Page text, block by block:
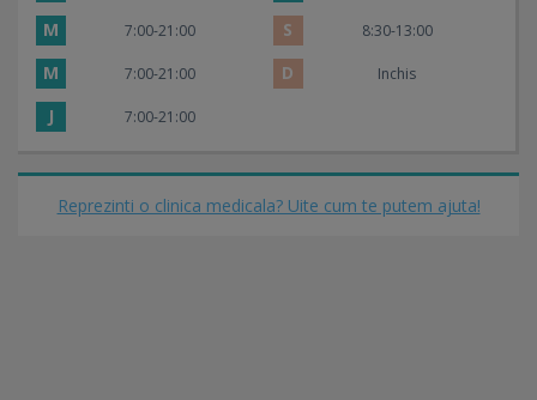
M 7:00-21:00 S 8:30-13:00
M 7:00-21:00 D Inchis
J 7:00-21:00
Reprezinti o clinica medicala? Uite cum te putem ajuta!